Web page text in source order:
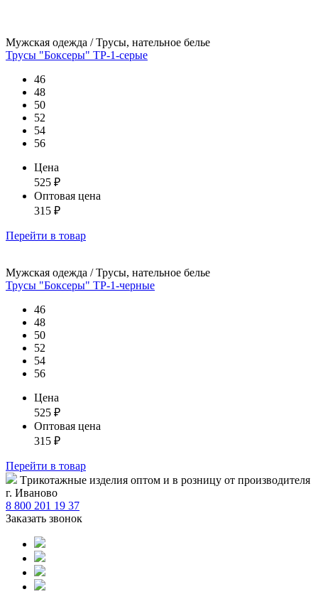
Мужская одежда / Трусы, нательное белье
Трусы "Боксеры" ТР-1-серые
46
48
50
52
54
56
Цена
525 ₽
Оптовая цена
315 ₽
Перейти в товар
Мужская одежда / Трусы, нательное белье
Трусы "Боксеры" ТР-1-черные
46
48
50
52
54
56
Цена
525 ₽
Оптовая цена
315 ₽
Перейти в товар
Tрикотажные изделия оптом и в розницу от производителя
г. Иваново
8 800 201 19 37
Заказать звонок